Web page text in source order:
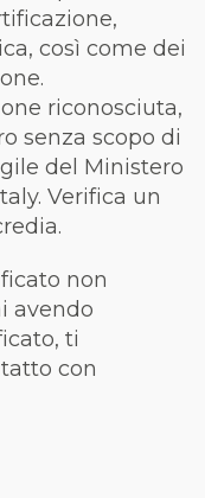
così come dei
riconosciuta,
senza scopo di
del Ministero
Verifica un
non
avendo
ti
con